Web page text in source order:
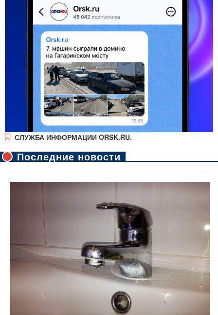
СЛУЖБА ИНФОРМАЦИИ ORSK.RU.
Последние новости